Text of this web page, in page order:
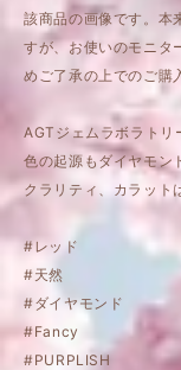
該商品の画像です。本
すが、お使いのモニタ
めご了承の上でのご購
AGTジェムラボラトリ
色の起源もダイヤモン
クラリティ、カラット
#レッド
#天然
#ダイヤモンド
#Fancy
#PURPLISH